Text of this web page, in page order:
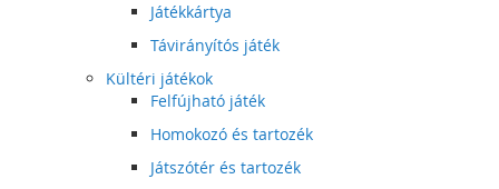
Játékkártya
Távirányítós játék
Kültéri játékok
Felfújható játék
Homokozó és tartozék
Játszótér és tartozék